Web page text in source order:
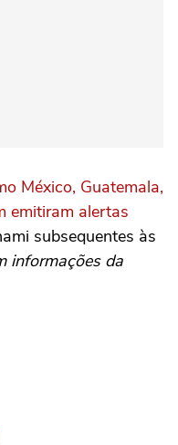
México, Guatemala,
emitiram alertas
subsequentes às
informações da